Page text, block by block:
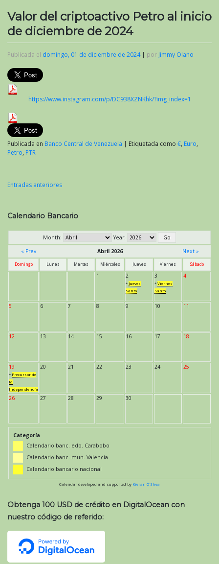
Valor del criptoactivo Petro al inicio
de diciembre de 2024
Publicada el domingo, 01 de diciembre de 2024| por Jimmy Olano
https://www.instagram.com/p/DC938XZNKhk/?img_index=1
Publicada en Banco Central de Venezuela | Etiquetada como €, Euro,
Petro, PTR
de
entradas
Entradas anteriores
Calendario Bancario
Month:
Year:
« Prev
Abril 2026 Next »
Domingo Lunes Martes Miércoles Jueves Viernes Sábado
1 2
* Jueves
Santo
3
* Viernes
Santo
4
5 6 7 8 9 10 11
12 13 14 15 16 17 18
19
* Precursor de
la
Independencia
20 21 22 23 24 25
26 27 28 29 30
Categoría
Calendario banc. edo. Carabobo
Calendario banc. mun. Valencia
Calendario bancario nacional
Calendar developed and supported by Kieran O'Shea
Obtenga 100 USD de crédito en DigitalOcean con
nuestro código de referido: